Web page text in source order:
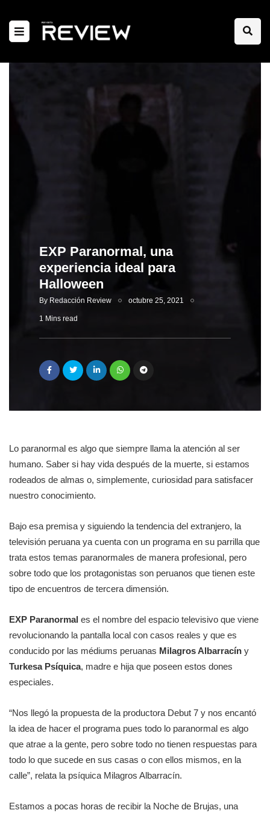
EXP Paranormal, una
experiencia ideal para
Halloween
By Redacción Review octubre 25, 2021
1 Mins read
Lo paranormal es algo que siempre llama la atención al ser
humano. Saber si hay vida después de la muerte, si estamos
rodeados de almas o, simplemente, curiosidad para satisfacer
nuestro conocimiento.
Bajo esa premisa y siguiendo la tendencia del extranjero, la
televisión peruana ya cuenta con un programa en su parrilla que
trata estos temas paranormales de manera profesional, pero
sobre todo que los protagonistas son peruanos que tienen este
tipo de encuentros de tercera dimensión.
EXP Paranormal es el nombre del espacio televisivo que viene
revolucionando la pantalla local con casos reales y que es
conducido por las médiums peruanas Milagros Albarracín y
Turkesa Psíquica, madre e hija que poseen estos dones
especiales.
“Nos llegó la propuesta de la productora Debut 7 y nos encantó
la idea de hacer el programa pues todo lo paranormal es algo
que atrae a la gente, pero sobre todo no tienen respuestas para
todo lo que sucede en sus casas o con ellos mismos, en la
calle”, relata la psíquica Milagros Albarracín.
Estamos a pocas horas de recibir la Noche de Brujas, una